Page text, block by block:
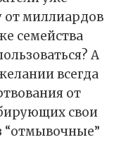
от миллиардов
семейства
А
всегда
от
свои
“отмывочные”